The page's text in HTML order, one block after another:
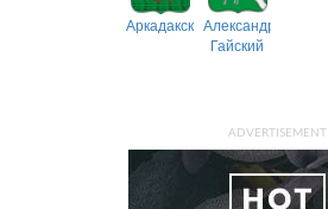
АркадакскийАлександрово-
Гайский
ADVERTISEMENT